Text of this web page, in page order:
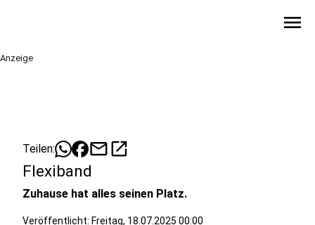
menu
Anzeige
Teilen: mailopen_in_new
Flexiband
Zuhause hat alles seinen Platz.
Veröffentlicht: Freitag, 18.07.2025 00:00